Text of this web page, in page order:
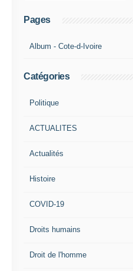
Pages
Album - Cote-d-Ivoire
Catégories
Politique
ACTUALITES
Actualités
Histoire
COVID-19
Droits humains
Droit de l'homme